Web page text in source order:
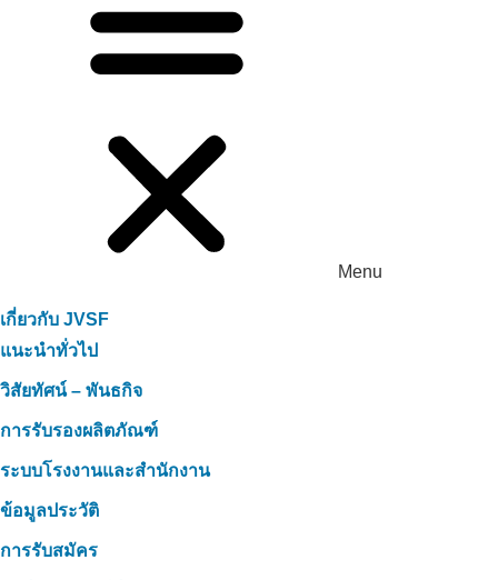
Menu
เกี่ยวกับ JVSF
แนะนำทั่วไป
วิสัยทัศน์ – พันธกิจ
การรับรองผลิตภัณฑ์
ระบบโรงงานและสำนักงาน
ข้อมูลประวัติ
การรับสมัคร